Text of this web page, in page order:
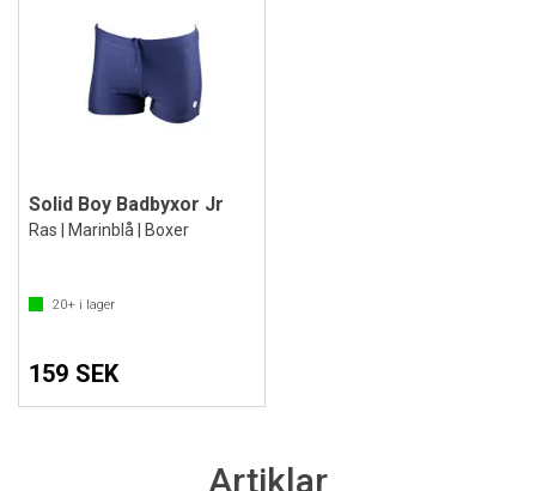
Solid Boy Badbyxor Jr
Ras | Marinblå | Boxer
20+ i lager
159 SEK
Artiklar